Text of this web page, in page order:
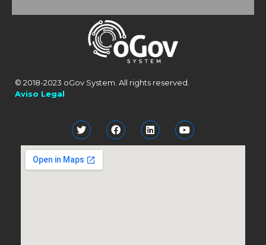
© 2018-2023 oGov System. All rights reserved.
Aviso Legal